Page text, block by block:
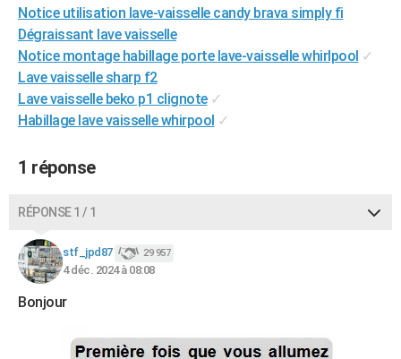
Destinations
City break
Voyage nature
Voyage de noces
Forum
Climat
+PHOTO
GUIDES D'ACHAT
BONS PLANS
CARTE DE VOEUX
Carte de Noël
Carte Bonne année
Carte Saint-Valentin
Carte Pâques
Carte d'anniversaire
DICTIONNAIRE
PROGRAMME TV
COPAINS D'AVANT
S'inscrire
Se connecter
Lycées
Collèges
Primaires
Universités
Entreprises
Service militaire
Avis de recherche
AVIS DE DÉCÈS
FORUM
Notice utilisation lave-vaisselle candy brava simply fi
Dégraissant lave vaisselle
Notice montage habillage porte lave-vaisselle whirlpool ✓
Lave vaisselle sharp f2
Lave vaisselle beko p1 clignote ✓
Habillage lave vaisselle whirpool ✓
1 réponse
RÉPONSE 1 / 1
stf_jpd87 29 957
4 déc. 2024 à 08:08
Bonjour